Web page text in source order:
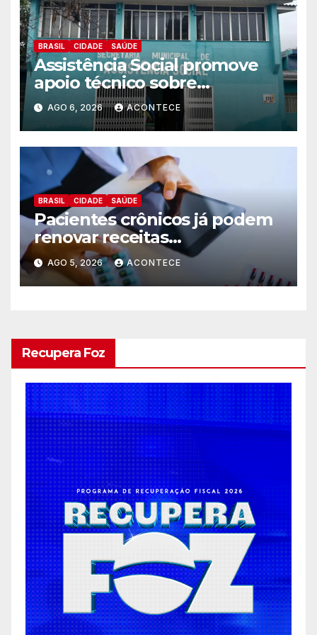
BRASIL CIDADE SAÚDE
Assistência Social promove
apoio técnico sobre
preparação e resposta a
situações de emergência e
calamidade pública
AGO 6, 2026 ACONTECE
BRASIL CIDADE SAÚDE
Pacientes crônicos já podem
renovar receitas
automaticamente pelo
aplicativo da Prefeitura
AGO 5, 2026 ACONTECE
Recupera Foz